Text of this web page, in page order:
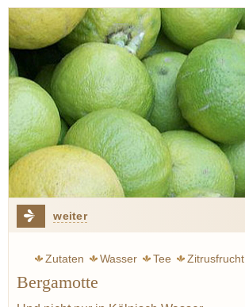
weiter
Zutaten Wasser Tee Zitrusfrucht
Zitrone
Bergamotte